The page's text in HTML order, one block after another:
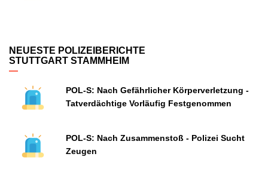
NEUESTE POLIZEIBERICHTE
STUTTGART STAMMHEIM
POL-S: Nach Gefährlicher Körperverletzung -
Tatverdächtige Vorläufig Festgenommen
POL-S: Nach Zusammenstoß - Polizei Sucht
Zeugen